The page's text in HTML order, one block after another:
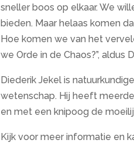
sneller boos op elkaar. We
bieden. Maar helaas komen
Hoe komen we van het
we Orde in de Chaos?”, aldus
Diederik Jekel is
wetenschap. Hij heeft
en met een knipoog de
Kijk voor meer informatie en